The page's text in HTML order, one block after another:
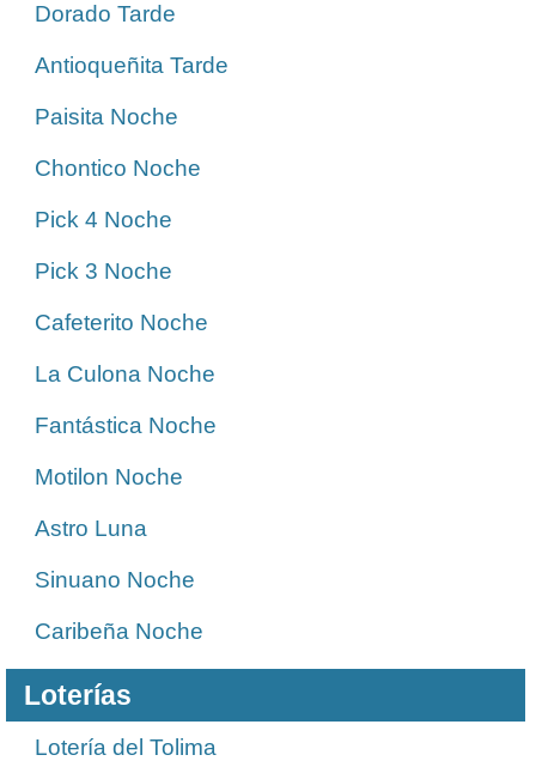
Dorado Tarde
Antioqueñita Tarde
Paisita Noche
Chontico Noche
Pick 4 Noche
Pick 3 Noche
Cafeterito Noche
La Culona Noche
Fantástica Noche
Motilon Noche
Astro Luna
Sinuano Noche
Caribeña Noche
Loterías
Lotería del Tolima